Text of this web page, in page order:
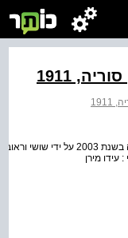
1911
נהר ספרים נוסדה בבנימינה
עידו מירן